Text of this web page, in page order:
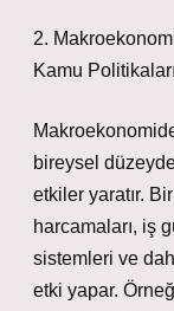
2.
Kamu Politikaları
bireysel
etkiler yaratır.
harcamaları, iş
sistemleri ve
etki yapar.